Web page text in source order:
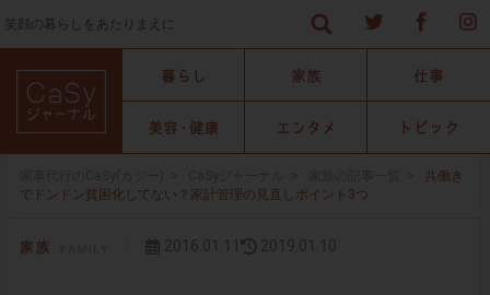
笑顔の暮らしをあたりまえに
共働き
でドンドン貧困化してない？家計管理の見直しポイント3つ